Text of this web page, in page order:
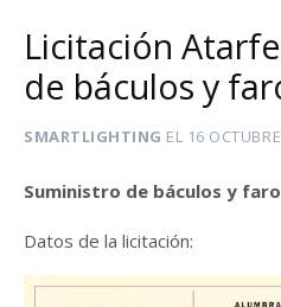
Licitación
de báculos y
SMARTLIGHTING EL 16
Suministro de báculos y
Datos de la licitación: